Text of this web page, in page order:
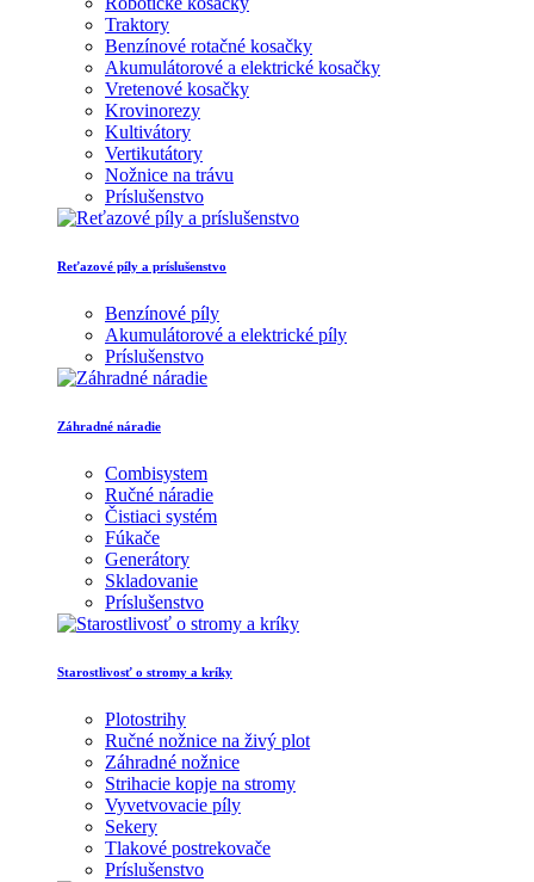
Traktory
Benzínové rotačné kosačky
Akumulátorové a elektrické kosačky
Vretenové kosačky
Krovinorezy
Kultivátory
Vertikutátory
Nožnice na trávu
Príslušenstvo
Reťazové píly a príslušenstvo
Benzínové píly
Akumulátorové a elektrické píly
Príslušenstvo
Záhradné náradie
Combisystem
Ručné náradie
Čistiaci systém
Fúkače
Generátory
Skladovanie
Príslušenstvo
Starostlivosť o stromy a kríky
Plotostrihy
Ručné nožnice na živý plot
Záhradné nožnice
Strihacie kopje na stromy
Vyvetvovacie píly
Sekery
Tlakové postrekovače
Príslušenstvo